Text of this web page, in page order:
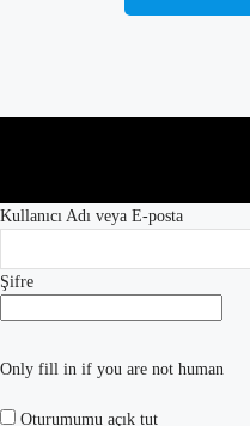
Kullanıcı Adı veya E-posta
Şifre
Only fill in if you are not human
Oturumumu açık tut